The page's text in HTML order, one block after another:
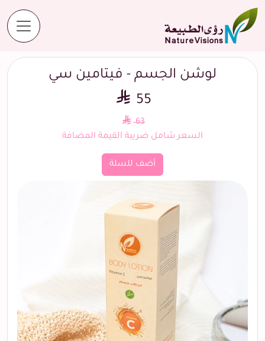
المنتجات لوشن الجسم - فيتامين سي
لوشن الجسم - فيتامين سي
55
63
السعر شامل ضريبة القيمة المضافة
أضف للسلة